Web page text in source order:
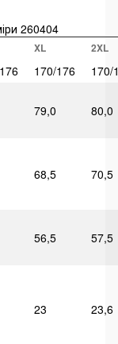
260404
XL 2XL
170/176
170/
79,0 80,0
68,5 70,5
56,5 57,5
23 23,6